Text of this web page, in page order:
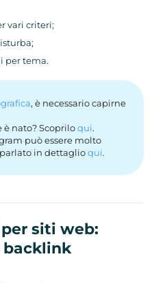
vari criteri;
per tema.
, è necessario capirne
è nato? Scopriloqui.
può essere molto
in dettaglioqui.
siti web:
backlink